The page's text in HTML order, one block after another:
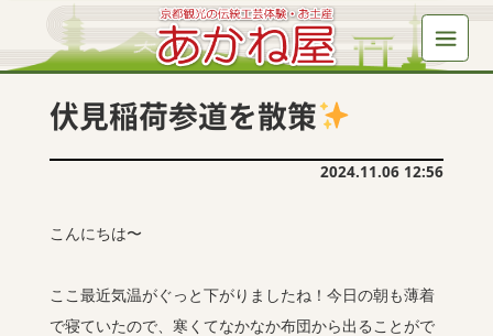
伏見稲荷参道を散策
2024.11.06 12:56
こんにちは〜
ここ最近気温がぐっと下がりましたね！今日の朝も薄着
で寝ていたので、寒くてなかなか布団から出ることがで